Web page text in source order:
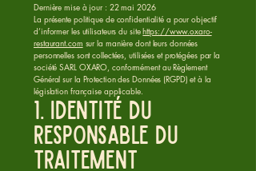
Dernière mise à jour : 22 mai 2026
La présente politique de confidentialité a pour objectif
d’informer les utilisateurs du sitehttps://www.oxaro-
restaurant.com sur la manière dont leurs données
personnelles sont collectées, utilisées et protégées par la
société SARL OXARO, conformément au Règlement
Général sur la Protection des Données (RGPD) et à la
législation française applicable.
1. Identité du
responsable du
traitement